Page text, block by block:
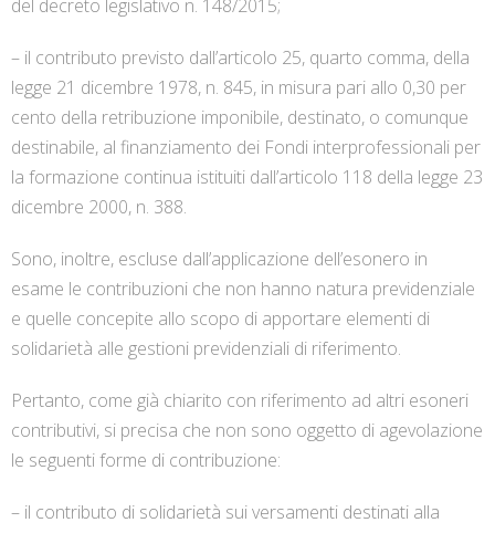
del decreto legislativo n. 148/2015;
– il contributo previsto dall’articolo 25, quarto comma, della
legge 21 dicembre 1978, n. 845, in misura pari allo 0,30 per
cento della retribuzione imponibile, destinato, o comunque
destinabile, al finanziamento dei Fondi interprofessionali per
la formazione continua istituiti dall’articolo 118 della legge 23
dicembre 2000, n. 388.
Sono, inoltre, escluse dall’applicazione dell’esonero in
esame le contribuzioni che non hanno natura previdenziale
e quelle concepite allo scopo di apportare elementi di
solidarietà alle gestioni previdenziali di riferimento.
Pertanto, come già chiarito con riferimento ad altri esoneri
contributivi, si precisa che non sono oggetto di agevolazione
le seguenti forme di contribuzione:
– il contributo di solidarietà sui versamenti destinati alla